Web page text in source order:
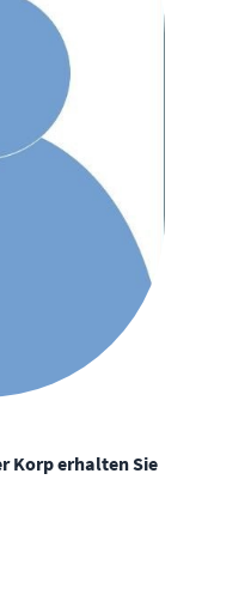
Korp erhalten Sie